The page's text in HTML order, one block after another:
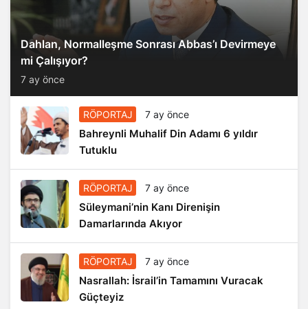
Dahlan, Normalleşme Sonrası Abbas’ı Devirmeye
mi Çalışıyor?
7 ay önce
RÖPORTAJ 7 ay önce
Bahreynli Muhalif Din Adamı 6 yıldır
Tutuklu
RÖPORTAJ 7 ay önce
Süleymani’nin Kanı Direnişin
Damarlarında Akıyor
RÖPORTAJ 7 ay önce
Nasrallah: İsrail’in Tamamını Vuracak
Güçteyiz